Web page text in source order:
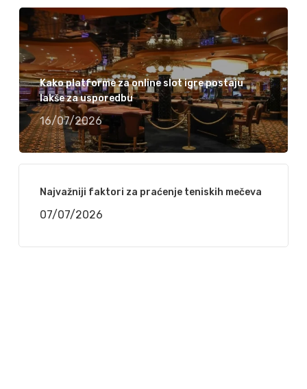
Kako platforme za online slot igre postaju
lakše za usporedbu
16/07/2026
Najvažniji faktori za praćenje teniskih mečeva
07/07/2026